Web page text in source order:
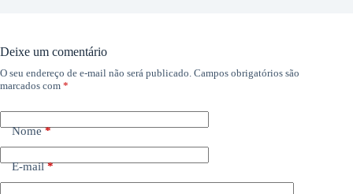
Deixe um comentário
O seu endereço de e-mail não será publicado. Campos obrigatórios são
marcados com *
Nome*
E-mail*